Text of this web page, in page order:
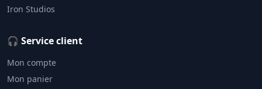
Iron Studios
🎧 Service client
Mon compte
Mon panier